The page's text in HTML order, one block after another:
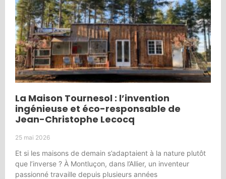
La Maison Tournesol : l’invention
ingénieuse et éco-responsable de
Jean-Christophe Lecocq
25 mai 2026
Et si les maisons de demain s’adaptaient à la nature plutôt
que l’inverse ? À Montluçon, dans l’Allier, un inventeur
passionné travaille depuis plusieurs années